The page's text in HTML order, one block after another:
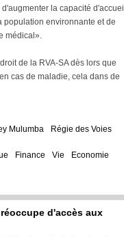
la capacité d'accueil
population environnante et de
médical».
de la RVA-SA dès lors que
cas de maladie, cela dans de
Mulumba
Régie des Voies
Finance Vie Economie
d'accès aux